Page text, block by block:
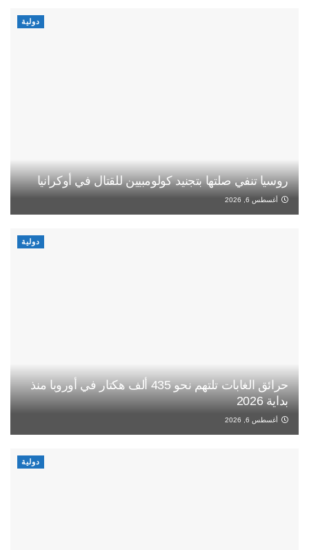
دولية
روسيا تنفي صلتها بتجنيد كولومبيين للقتال في أوكرانيا
أغسطس 6, 2026
دولية
حرائق الغابات تلتهم نحو 435 ألف هكتار في أوروبا منذ
بداية 2026
أغسطس 6, 2026
دولية